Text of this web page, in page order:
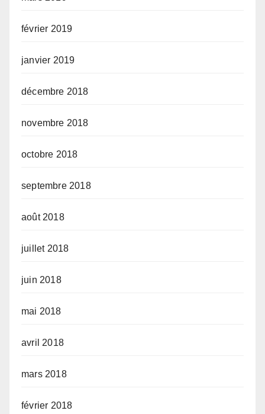
février 2019
janvier 2019
décembre 2018
novembre 2018
octobre 2018
septembre 2018
août 2018
juillet 2018
juin 2018
mai 2018
avril 2018
mars 2018
février 2018